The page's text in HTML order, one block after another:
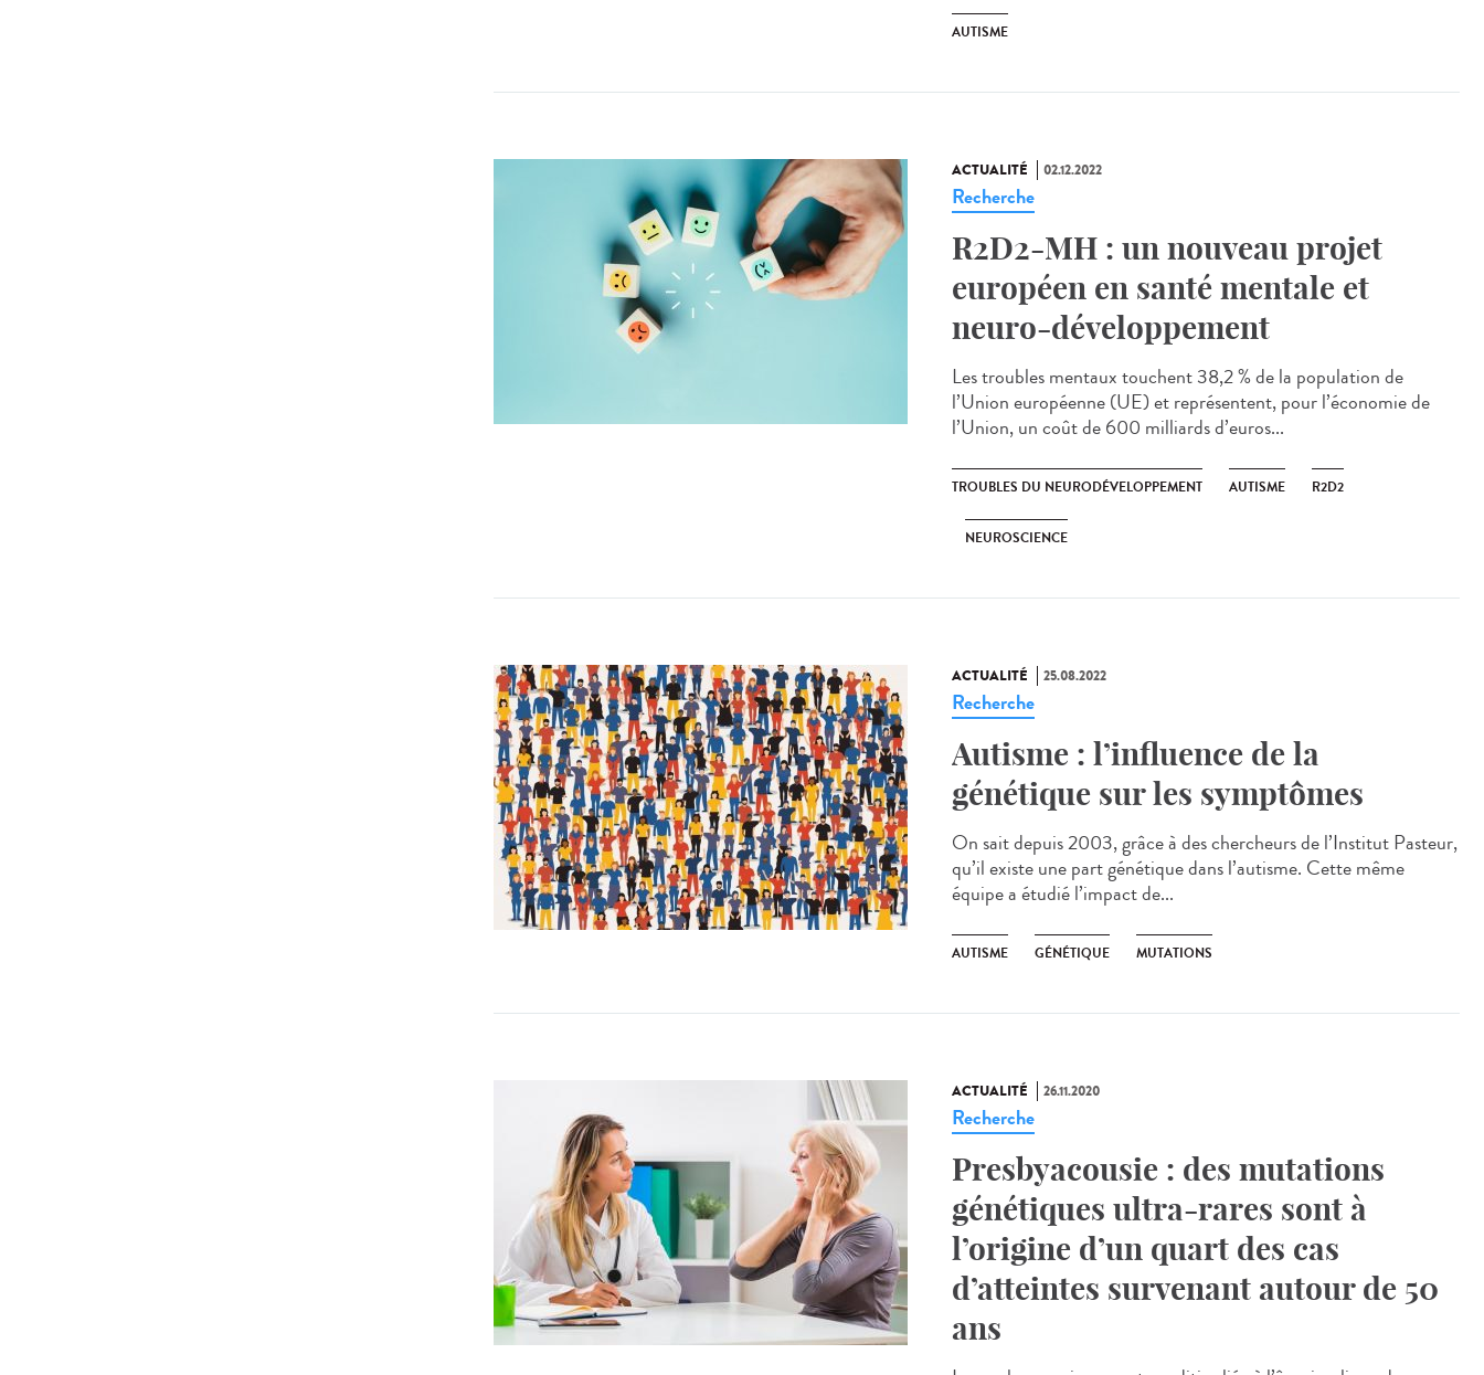
AUTISME
ACTUALITÉ 02.12.2022
Recherche
R2D2-MH : un nouveau projet
européen en santé mentale et
neuro-développement
Les troubles mentaux touchent 38,2 % de la population de
l’Union européenne (UE) et représentent, pour l’économie de
l’Union, un coût de 600 milliards d’euros...
TROUBLES DU NEURODÉVELOPPEMENT AUTISME R2D2
NEUROSCIENCE
ACTUALITÉ 25.08.2022
Recherche
Autisme : l’influence de la
génétique sur les symptômes
On sait depuis 2003, grâce à des chercheurs de l’Institut Pasteur,
qu’il existe une part génétique dans l’autisme. Cette même
équipe a étudié l’impact de...
AUTISME GÉNÉTIQUE MUTATIONS
ACTUALITÉ 26.11.2020
Recherche
Presbyacousie : des mutations
génétiques ultra-rares sont à
l’origine d’un quart des cas
d’atteintes survenant autour de 50
ans